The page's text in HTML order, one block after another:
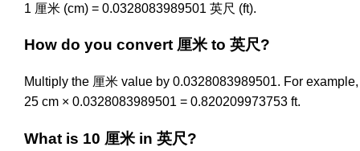
1 厘米 (cm) = 0.0328083989501 英尺 (ft).
How do you convert 厘米 to 英尺?
Multiply the 厘米 value by 0.0328083989501. For example,
25 cm × 0.0328083989501 = 0.820209973753 ft.
What is 10 厘米 in 英尺?